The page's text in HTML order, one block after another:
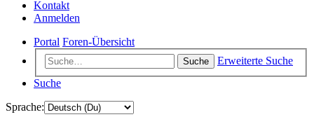
Kontakt
Anmelden
Portal Foren-Übersicht
Suche
Erweiterte Suche
Suche
Sprache: